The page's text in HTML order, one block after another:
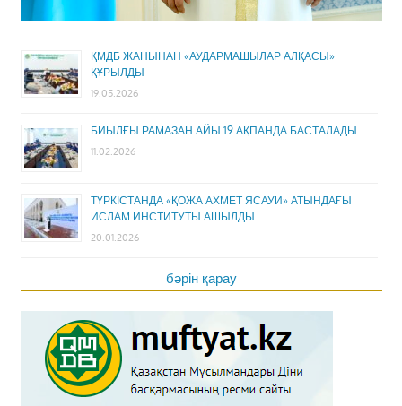
ҚМДБ ЖАНЫНАН «АУДАРМАШЫЛАР АЛҚАСЫ»
ҚҰРЫЛДЫ
19.05.2026
БИЫЛҒЫ РАМАЗАН АЙЫ 19 АҚПАНДА БАСТАЛАДЫ
11.02.2026
ТҮРКІСТАНДА «ҚОЖА АХМЕТ ЯСАУИ» АТЫНДАҒЫ
ИСЛАМ ИНСТИТУТЫ АШЫЛДЫ
20.01.2026
бәрін қарау